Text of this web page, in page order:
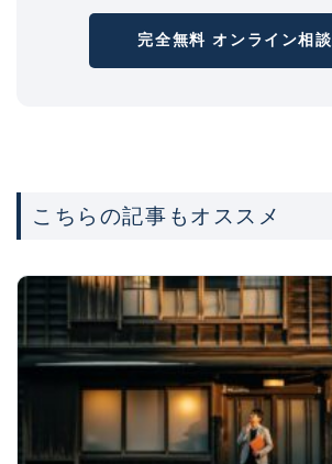
完全無料 オンライン相談
こちらの記事もオススメ